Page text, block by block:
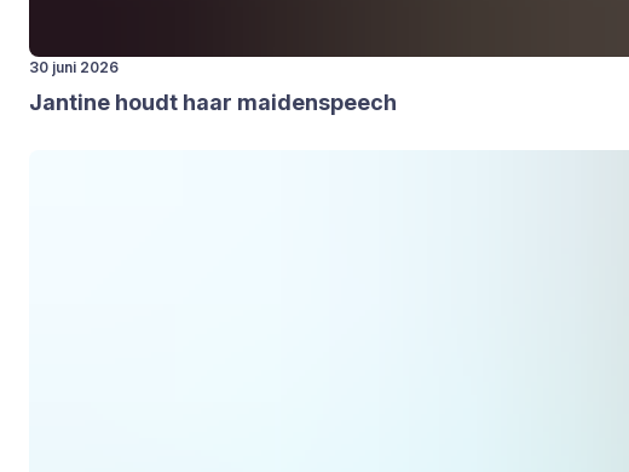
30 juni 2026
Jan­ti­ne houdt haar mai­den­speech